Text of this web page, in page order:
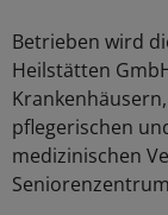
Betrieben wird
Heilstätten
pflegerischen
medizinischen